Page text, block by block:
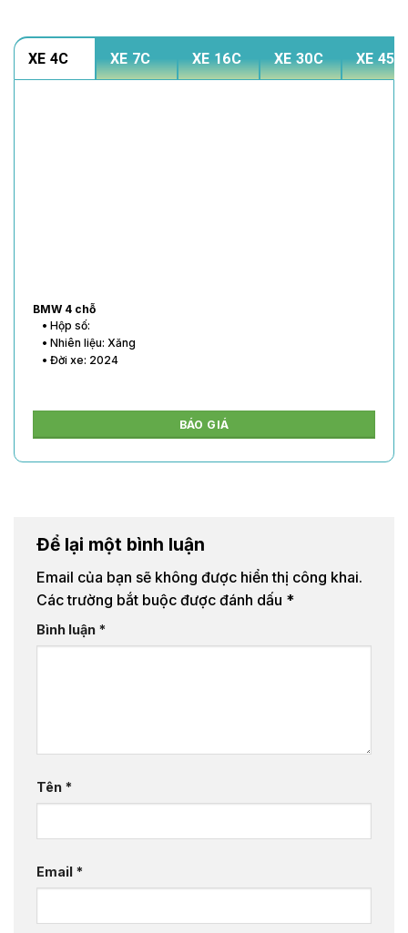
XE 4C XE 7C XE 16C XE 30C XE 45C
BMW 4 chỗ
• Hộp số:
• Nhiên liệu: Xăng
• Đời xe: 2024
BÁO GIÁ
Để lại một bình luận
Email của bạn sẽ không được hiển thị công khai.
Các trường bắt buộc được đánh dấu *
Bình luận *
Tên *
Email *